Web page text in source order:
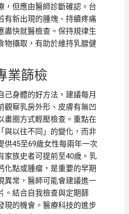
，但應由醫師診斷確認。台
有新出現的腫塊、持續疼痛
盡快就醫檢查。保持規律生
物攝取，有助於維持乳腺健
業篩檢
己身體的好方法，建議每月
觀察乳房外形、皮膚有無凹
畫圈方式輕壓檢查。重點在
與以往不同」的變化，而非
供45至69歲女性每兩年一次
家族史者可提前至40歲。乳
化點或腫瘤，是重要的早期
異常，醫師可能會建議進一
。結合自我檢查與定期篩
現的機會。醫療科技的進步